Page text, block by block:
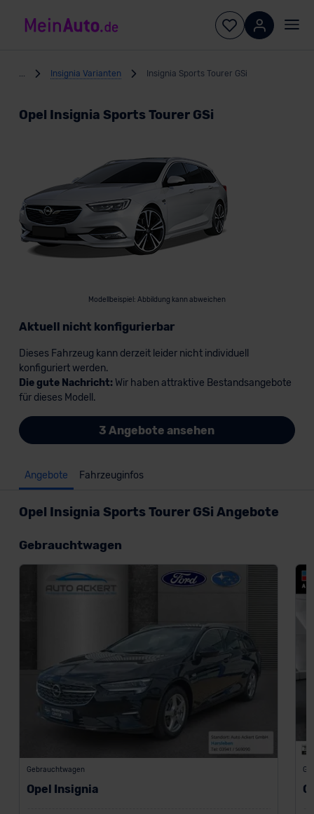
Insignia Varianten Insignia Sports Tourer GSi
Opel Insignia Sports Tourer GSi
Modellbeispiel: Abbildung kann abweichen
Aktuell nicht konfigurierbar
Dieses Fahrzeug kann derzeit leider nicht individuell
konfiguriert werden.
Die gute Nachricht: Wir haben attraktive Bestandsangebote
für dieses Modell.
3 Angebote ansehen
Angebote Fahrzeuginfos
Opel Insignia Sports Tourer GSi Angebote
Gebrauchtwagen
Gebrauchtwagen
Opel Insignia